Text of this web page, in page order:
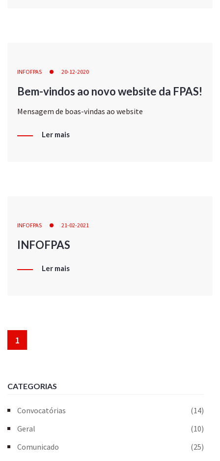
INFOFPAS 20-12-2020
Bem-vindos ao novo website da FPAS!
Mensagem de boas-vindas ao website
Ler mais
INFOFPAS 21-02-2021
INFOFPAS
Ler mais
1
CATEGORIAS
Convocatórias
(14)
Geral
(10)
Comunicado
(25)